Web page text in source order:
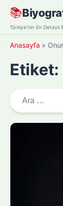
Skip
content
📚
Türkiye'nin En Detaylı
Anasayfa »
Etiket:
r